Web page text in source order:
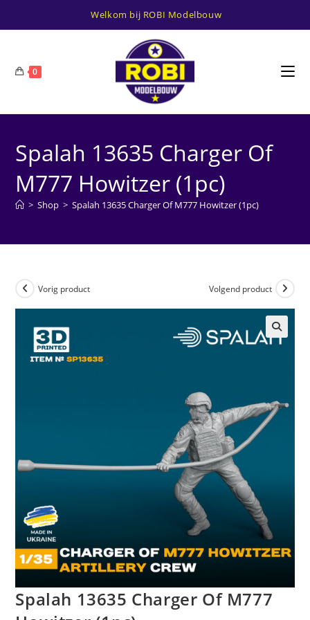
Welkom bij ROBI Modelbouw
0
Spalah 13635 Charger Of
M777 Howitzer (1pc)
> Shop > Spalah 13635 Charger Of M777 Howitzer (1pc)
Vorig product Volgend product
Spalah 13635 Charger Of M777